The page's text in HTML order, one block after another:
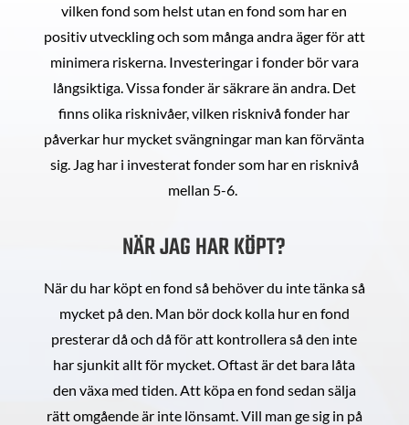
vilken fond som helst utan en fond som har en
positiv utveckling och som många andra äger för att
minimera riskerna. Investeringar i fonder bör vara
långsiktiga. Vissa fonder är säkrare än andra. Det
finns olika risknivåer, vilken risknivå fonder har
påverkar hur mycket svängningar man kan förvänta
sig. Jag har i investerat fonder som har en risknivå
mellan 5-6.
NÄR JAG HAR KÖPT?
När du har köpt en fond så behöver du inte tänka så
mycket på den. Man bör dock kolla hur en fond
presterar då och då för att kontrollera så den inte
har sjunkit allt för mycket. Oftast är det bara låta
den växa med tiden. Att köpa en fond sedan sälja
rätt omgående är inte lönsamt. Vill man ge sig in på